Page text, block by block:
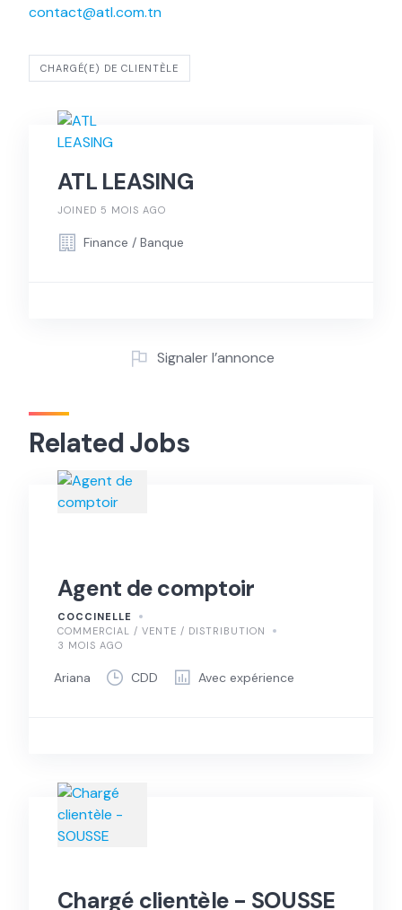
contact@atl.com.tn
CHARGÉ(E) DE CLIENTÈLE
ATL LEASING
JOINED 5 MOIS AGO
Finance / Banque
Signaler l’annonce
Related Jobs
Agent de comptoir
COCCINELLE
COMMERCIAL / VENTE / DISTRIBUTION
3 MOIS AGO
Ariana CDD Avec expérience
Chargé clientèle - SOUSSE